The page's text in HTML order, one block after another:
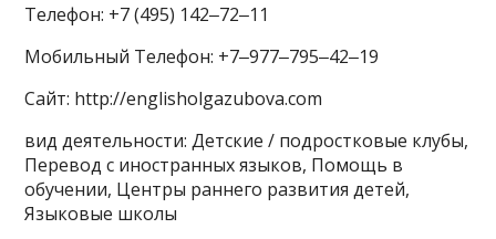
Телефон: +7 (495) 142‒72‒11
Мобильный Телефон: +7‒977‒795‒42‒19
Сайт: http://englisholgazubova.com
вид деятельности: Детские / подростковые клубы,
Перевод с иностранных языков, Помощь в
обучении, Центры раннего развития детей,
Языковые школы